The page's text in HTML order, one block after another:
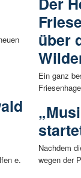
e.
über
Ein ganz
Nachdem
wegen der